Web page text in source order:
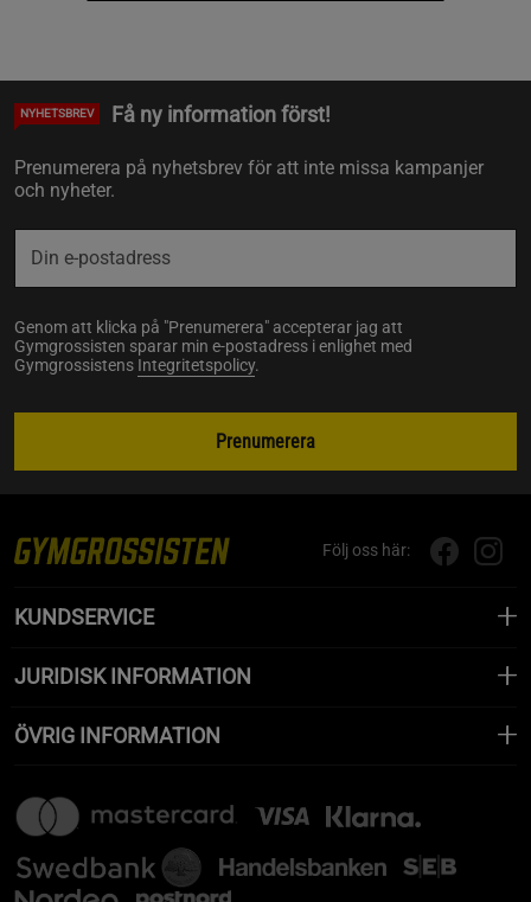
NYHETSBREV Få ny information först!
Prenumerera på nyhetsbrev för att inte missa kampanjer
och nyheter.
Genom att klicka på "Prenumerera" accepterar jag att
Gymgrossisten sparar min e-postadress i enlighet med
Gymgrossistens Integritetspolicy.
Prenumerera
Följ oss här:
KUNDSERVICE
JURIDISK INFORMATION
ÖVRIG INFORMATION